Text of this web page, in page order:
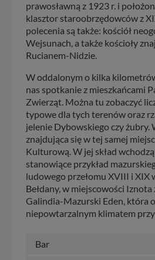
prawosławną z 1923 r. i
klasztor staroobrzędowców z
polecenia są także: kościół
Wejsunach, a także kościoły
Rucianem-Nidzie.
W oddalonym o kilka
nas spotkanie z mieszkańcami
Zwierząt. Można tu zobaczyć
typowe dla tych terenów oraz
jelenie Dybowskiego czy żubry.
znajdująca się w tej samej
Kulturową. W jej skład
stanowiące przykład
ludowego przełomu XVIII i XIX
Bełdany, w miejscowości
Galindia-Mazurski Eden, która
niepowtarzalnym klimatem
Bar